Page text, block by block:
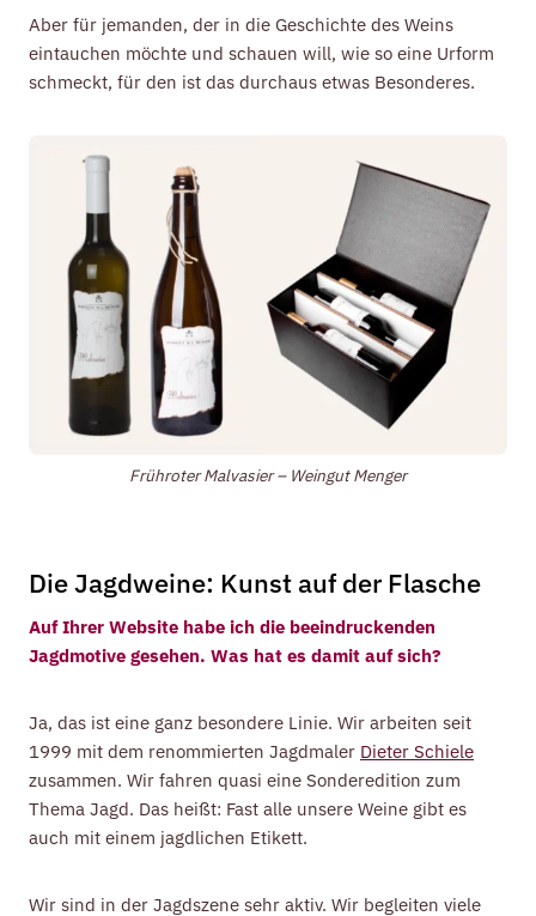
Aber für jemanden, der in die Geschichte des Weins
eintauchen möchte und schauen will, wie so eine Urform
schmeckt, für den ist das durchaus etwas Besonderes.
Frühroter Malvasier – Weingut Menger
Die Jagdweine: Kunst auf der Flasche
Auf Ihrer Website habe ich die beeindruckenden
Jagdmotive gesehen. Was hat es damit auf sich?
Ja, das ist eine ganz besondere Linie. Wir arbeiten seit
1999 mit dem renommierten Jagdmaler Dieter Schiele
zusammen. Wir fahren quasi eine Sonderedition zum
Thema Jagd. Das heißt: Fast alle unsere Weine gibt es
auch mit einem jagdlichen Etikett.
Wir sind in der Jagdszene sehr aktiv. Wir begleiten viele